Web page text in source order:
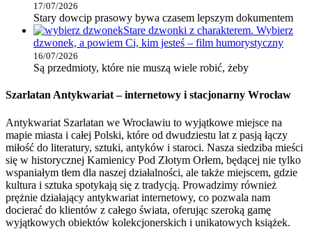
17/07/2026
Stary dowcip prasowy bywa czasem lepszym dokumentem
Stare dzwonki z charakterem. Wybierz
dzwonek, a powiem Ci, kim jesteś – film humorystyczny
16/07/2026
Są przedmioty, które nie muszą wiele robić, żeby
Szarlatan Antykwariat – internetowy i stacjonarny Wrocław
Antykwariat Szarlatan we Wrocławiu to wyjątkowe miejsce na
mapie miasta i całej Polski, które od dwudziestu lat z pasją łączy
miłość do literatury, sztuki, antyków i staroci. Nasza siedziba mieści
się w historycznej Kamienicy Pod Złotym Orłem, będącej nie tylko
wspaniałym tłem dla naszej działalności, ale także miejscem, gdzie
kultura i sztuka spotykają się z tradycją. Prowadzimy również
prężnie działający antykwariat internetowy, co pozwala nam
docierać do klientów z całego świata, oferując szeroką gamę
wyjątkowych obiektów kolekcjonerskich i unikatowych książek.